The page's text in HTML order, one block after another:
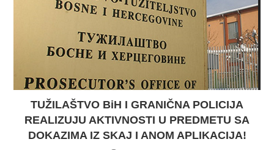
TUŽILAŠTVO BiH I GRANIČNA POLICIJA
REALIZUJU AKTIVNOSTI U PREDMETU SA
DOKAZIMA IZ SKAJ I ANOM APLIKACIJA!